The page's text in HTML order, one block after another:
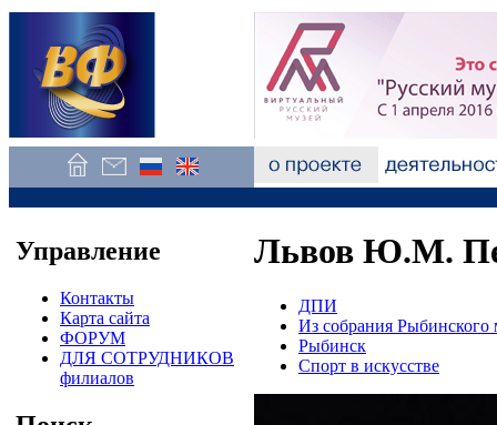
Управление
Контакты
Карта сайта
ФОРУМ
ДЛЯ СОТРУДНИКОВ
филиалов
Львов Ю.М.
ДПИ
Из собрания Рыбинского
Рыбинск
Спорт в искусстве